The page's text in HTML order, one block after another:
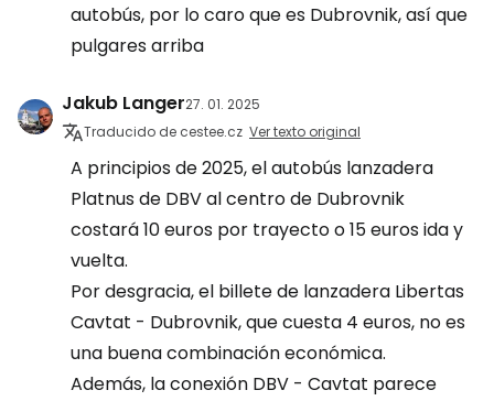
autobús, por lo caro que es Dubrovnik, así que
pulgares arriba
Jakub Langer27. 01. 2025
Traducido de cestee.cz Ver texto original
A principios de 2025, el autobús lanzadera
Platnus de DBV al centro de Dubrovnik
costará 10 euros por trayecto o 15 euros ida y
vuelta.
Por desgracia, el billete de lanzadera Libertas
Cavtat - Dubrovnik, que cuesta 4 euros, no es
una buena combinación económica.
Además, la conexión DBV - Cavtat parece